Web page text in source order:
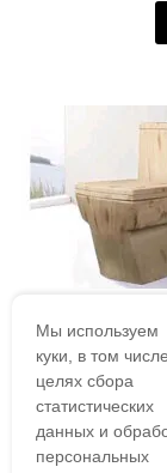
Эксклюзивный
Мы используем
куки, в том
целях сбора
статистических
данных и
персональных